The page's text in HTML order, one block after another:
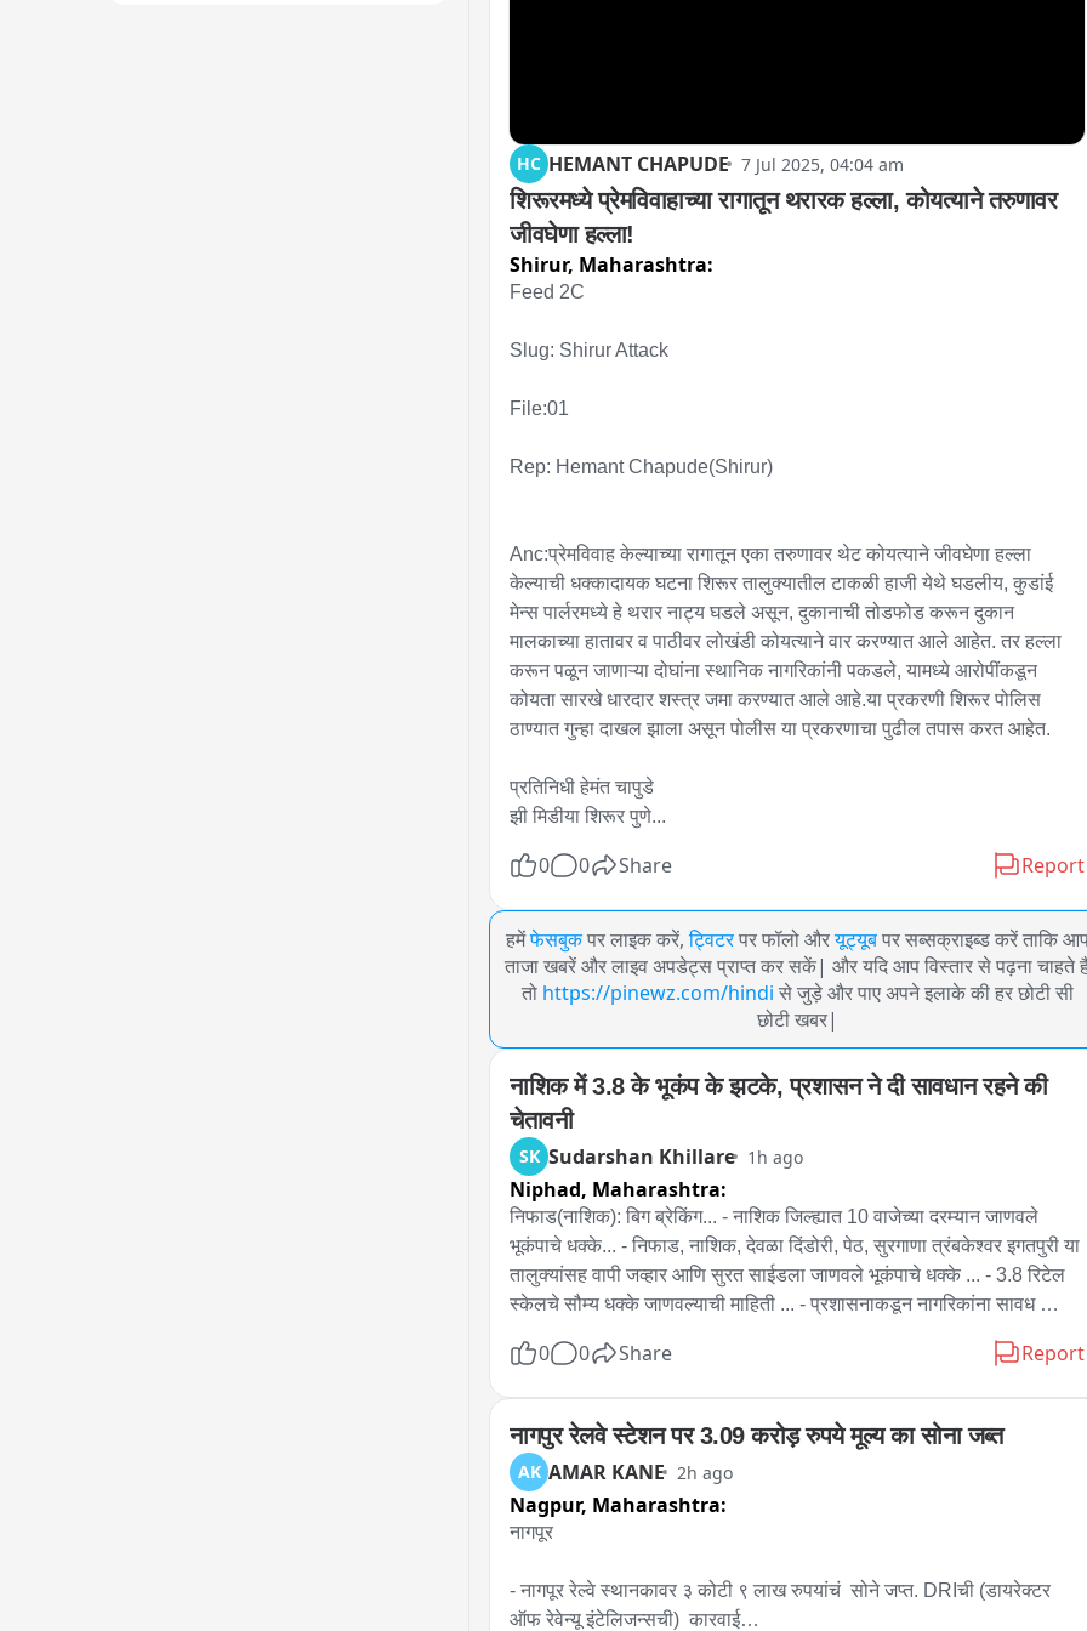
HC HEMANT CHAPUDE 7 Jul 2025, 04:04 am
शिरूरमध्ये प्रेमविवाहाच्या रागातून थरारक हल्ला, कोयत्याने तरुणावर
जीवघेणा हल्ला!
Shirur, Maharashtra:
Feed 2C
Slug: Shirur Attack
File:01
Rep: Hemant Chapude(Shirur)
Anc:प्रेमविवाह केल्याच्या रागातून एका तरुणावर थेट कोयत्याने जीवघेणा हल्ला
केल्याची धक्कादायक घटना शिरूर तालुक्यातील टाकळी हाजी येथे घडलीय, कुडांई
मेन्स पार्लरमध्ये हे थरार नाट्य घडले असून, दुकानाची तोडफोड करून दुकान
मालकाच्या हातावर व पाठीवर लोखंडी कोयत्याने वार करण्यात आले आहेत. तर हल्ला
करून पळून जाणाऱ्या दोघांना स्थानिक नागरिकांनी पकडले, यामध्ये आरोपींकडून
कोयता सारखे धारदार शस्त्र जमा करण्यात आले आहे.या प्रकरणी शिरूर पोलिस
ठाण्यात गुन्हा दाखल झाला असून पोलीस या प्रकरणाचा पुढील तपास करत आहेत.
प्रतिनिधी हेमंत चापुडे
झी मिडीया शिरूर पुणे...
0 0 Share Report
हमेंफेसबुक पर लाइक करें, ट्विटर पर फॉलो औरयूट्यूब पर सब्सक्राइब्ड करें ताकि
ताजा खबरें और लाइव अपडेट्स प्राप्त कर सकें| और यदि आप विस्तार से पढ़ना चाहते
तो https://pinewz.com/hindi से जुड़े और पाए अपने इलाके की हर छोटी सी
छोटी खबर|
नाशिक में 3.8 के भूकंप के झटके, प्रशासन ने दी सावधान रहने की
चेतावनी
SK Sudarshan Khillare 1h ago
Niphad, Maharashtra:
निफाड(नाशिक): बिग ब्रेकिंग... - नाशिक जिल्ह्यात 10 वाजेच्या दरम्यान जाणवले
भूकंपाचे धक्के... - निफाड, नाशिक, देवळा दिंडोरी, पेठ, सुरगाणा त्रंबकेश्वर इगतपुरी या
तालुक्यांसह वापी जव्हार आणि सुरत साईडला जाणवले भूकंपाचे धक्के ... - 3.8 रिटेल
स्केलचे सौम्य धक्के जाणवल्याची माहिती ... - प्रशासनाकडून नागरिकांना सावध
0 0 Share Report
नागपुर रेलवे स्टेशन पर 3.09 करोड़ रुपये मूल्य का सोना जब्त
AK AMAR KANE 2h ago
Nagpur, Maharashtra:
नागपूर
- नागपूर रेल्वे स्थानकावर ३ कोटी ९ लाख रुपयांचं  सोने जप्त. DRIची (डायरेक्टर
ऑफ रेवेन्यू इंटेलिजन्सची)  कारवाई